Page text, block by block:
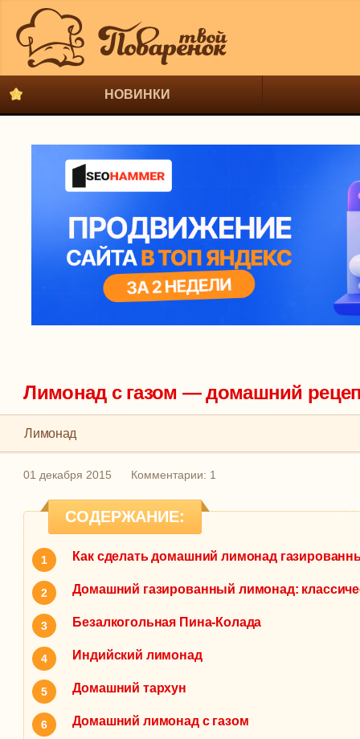
НОВИНКИ
Лимонад с газом — домашний
Лимонад
01 декабря 2015 Комментарии: 1
СОДЕРЖАНИЕ:
Как сделать домашний лимонад
Домашний газированный лимонад:
Безалкогольная Пина-Колада
Индийский лимонад
Домашний тархун
Домашний лимонад с газом